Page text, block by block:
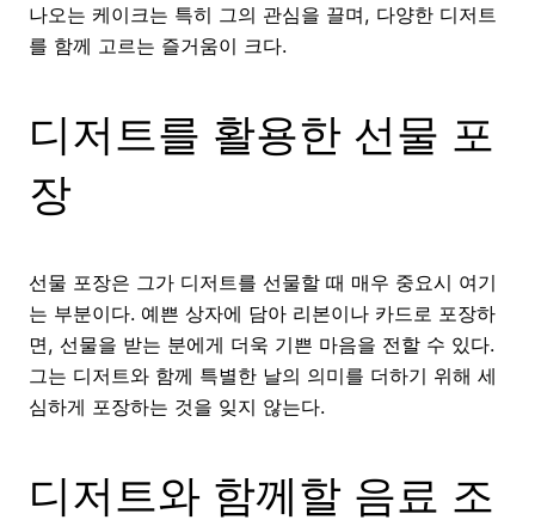
나오는 케이크는 특히 그의 관심을 끌며, 다양한 디저트
를 함께 고르는 즐거움이 크다.
디저트를 활용한 선물 포
장
선물 포장은 그가 디저트를 선물할 때 매우 중요시 여기
는 부분이다. 예쁜 상자에 담아 리본이나 카드로 포장하
면, 선물을 받는 분에게 더욱 기쁜 마음을 전할 수 있다.
그는 디저트와 함께 특별한 날의 의미를 더하기 위해 세
심하게 포장하는 것을 잊지 않는다.
디저트와 함께할 음료 조